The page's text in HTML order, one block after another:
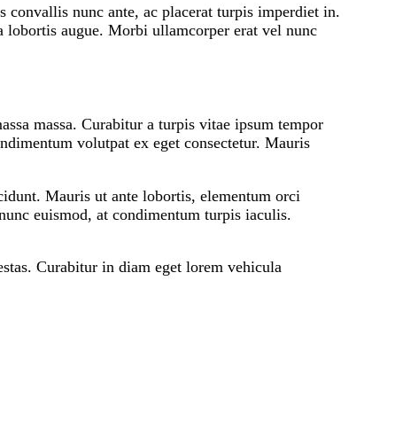
nunc ante, ac placerat turpis imperdiet in.
lobortis augue. Morbi ullamcorper erat vel nunc
massa. Curabitur a turpis vitae ipsum tempor
volutpat ex eget consectetur. Mauris
Mauris ut ante lobortis, elementum orci
euismod, at condimentum turpis iaculis.
Curabitur in diam eget lorem vehicula